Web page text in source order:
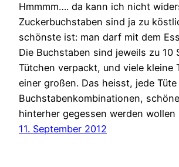
Hmmmm…. da kann ich nicht
Zuckerbuchstaben sind ja zu
schönste ist: man darf mit dem
Die Buchstaben sind jeweils zu 10
Tütchen verpackt, und viele kleine
einer großen. Das heisst, jede
Buchstabenkombinationen,
hinterher gegessen werden
11. September 2012